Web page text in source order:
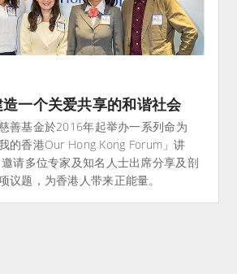
一个关爱共享的和谐社会
善基金於2016年起举办一系列命为
我的香港Our Hong Kong Forum」讲
请多位专家及知名人士出席分享及剖
议题，为香港人带来正能量。